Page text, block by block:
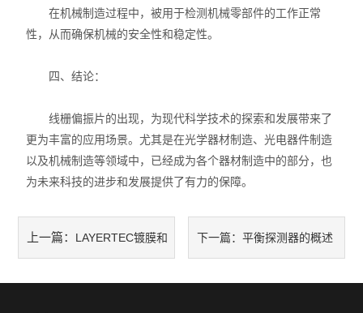
在机械制造过程中，被用于检测机械零部件的工作正常
性，从而确保机械的安全性和稳定性。
四、结论：
线栅偏振片的出现，为现代科学技术的探索和发展带来了
更为丰富的应用场景。尤其是在光学器材制造、光电器件制造
以及机械制造等领域中，已经成为各个器材制造中的部分，也
为未来科技的进步和发展提供了有力的保障。
上一篇： LAYERTEC镀膜和 下一篇： 平衡探测器的概述